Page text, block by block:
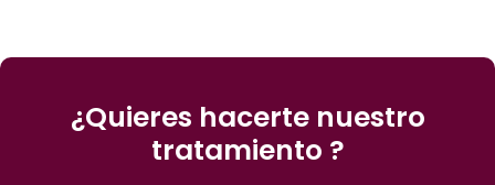
¿Quieres hacerte nuestro
tratamiento ?